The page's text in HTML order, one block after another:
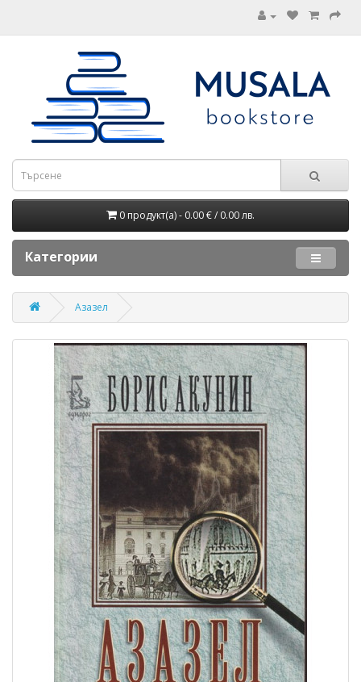
0 продукт(а) - 0.00 € / 0.00 лв.
Категории
Азазел